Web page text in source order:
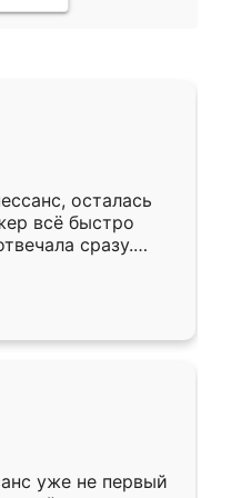
осталась
всё быстро
сразу.
подошёл к
Собрали
аккуратно, даже
уже не первый